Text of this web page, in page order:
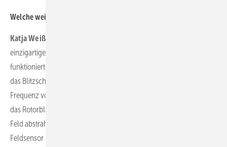
Welche weiteren Funktionen kommen hierbei zum Einsatz?
Katja Weißbach:
einzigartige, sehr benutzerfreundliche Blitzschutzmessung. Diese
funktioniert komplett kontaktlos. Hierzu wird ein Signalgenerator an
das Blitzschutzkabel in der Rotorblattwurzel angeklemmt und eine
Frequenz von 13,56 Megahertz in das Kabel induziert, Somit wird
das Rotorblatt quasi zu einer Antenne, die wiederum ein elektrisches
Feld abstrahlt. Der als Payload an der Drohne angebrachte
Feldsensor misst dieses Feld während des autonomen Fluges mit